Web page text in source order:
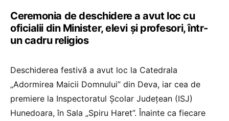
Ceremonia de deschidere a avut loc cu
oficialii din Minister, elevi și profesori, într-
un cadru religios
Deschiderea festivă a avut loc la Catedrala
„Adormirea Maicii Domnului” din Deva, iar cea de
premiere la Inspectoratul Școlar Județean (ISJ)
Hunedoara, în Sala „Spiru Haret”. Înainte ca fiecare